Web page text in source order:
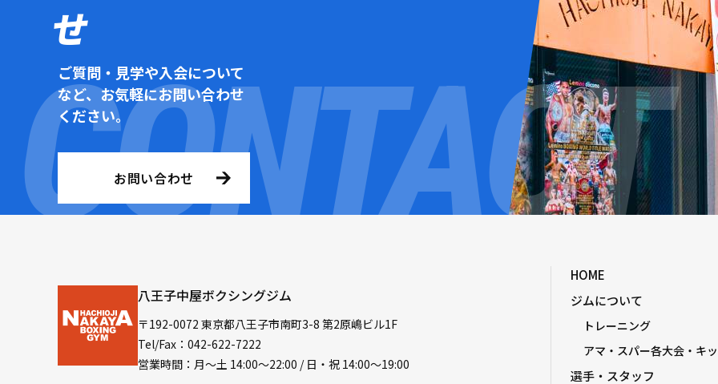
せ
ご質問・見学や入会について
など、お気軽にお問い合わせ
ください。
お問い合わせ
八王子中屋ボクシングジム
〒192-0072 東京都八王子市南町3-8 第2原嶋ビル1F
Tel/Fax：042-622-7222
営業時間：月〜土 14:00〜22:00 / 日・祝 14:00〜19:00
HOME
ジムについて
トレーニング
アマ・スパー各大会・キ
選手・スタッフ